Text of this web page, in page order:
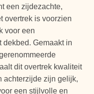
een zijdezachte,
overtrek is voorzien
voor een
Gemaakt in
dit overtrek kwaliteit
achterzijde zijn gelijk,
een stijlvolle en